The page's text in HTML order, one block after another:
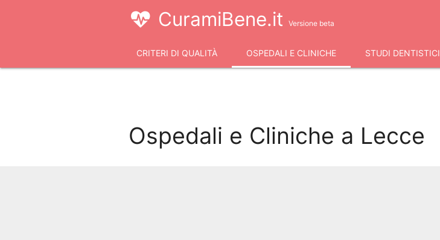
CuramiBene.it Versione beta
CRITERI DI QUALITÀ OSPEDALI E CLINICHE STUDI DENTISTICI
Ospedali e Cliniche a Lecce